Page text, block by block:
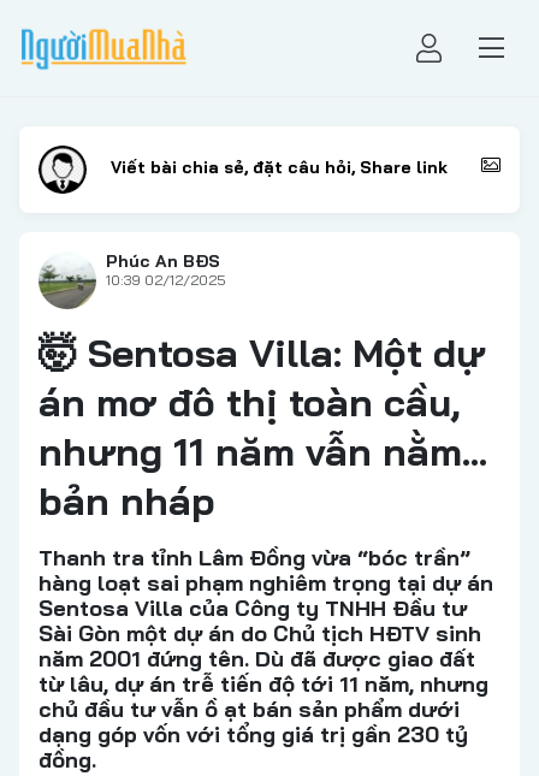
Phúc An BĐS
10:39 02/12/2025
🤯 Sentosa Villa: Một dự
án mơ đô thị toàn cầu,
nhưng 11 năm vẫn nằm…
bản nháp
Thanh tra tỉnh Lâm Đồng vừa “bóc trần”
hàng loạt sai phạm nghiêm trọng tại dự án
Sentosa Villa của Công ty TNHH Đầu tư
Sài Gòn một dự án do Chủ tịch HĐTV sinh
năm 2001 đứng tên. Dù đã được giao đất
từ lâu, dự án trễ tiến độ tới 11 năm, nhưng
chủ đầu tư vẫn ồ ạt bán sản phẩm dưới
dạng góp vốn với tổng giá trị gần 230 tỷ
đồng.